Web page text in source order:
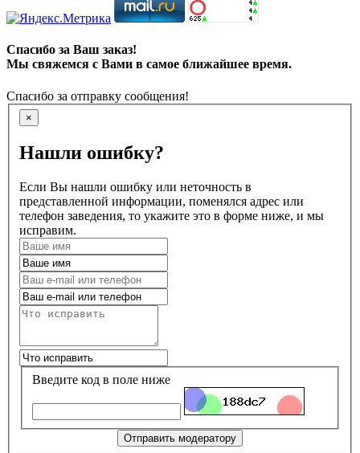
Спасибо за Ваш заказ!
Мы свяжемся с Вами в самое ближайшее время.
Спасибо за отправку сообщения!
×
Нашли ошибку?
Если Вы нашли ошибку или неточность в
представленной информации, поменялся адрес или
телефон заведения, то укажите это в форме ниже, и мы
исправим.
Введите код в поле ниже
Отправить модератору